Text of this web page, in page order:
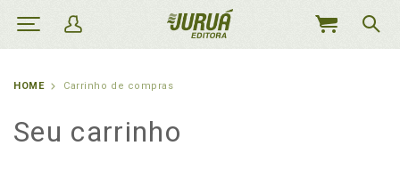
MEU
HOME Carrinho de compras
Seu carrinho